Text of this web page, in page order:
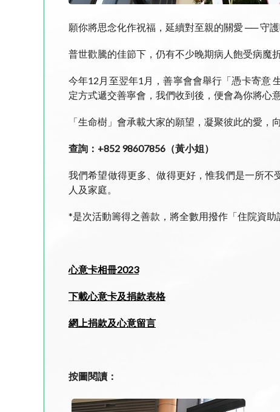
願你將思念化作祝福，延續對至親的關愛 ── 守護
普世歡騰的佳節下，仍有不少晚期病人飽受病魔折
今年12月至翌年1月，善寧會會舉行「憑卡寄意
定方式遞交善寧會，我們收到後，便會為你將心
「生命樹」會承載大家的願望，凝聚彼此的愛，
查詢：+852 98607856（黃小姐）
我們希望做得更多、做得更好，惟我們是一所
人及家庭。
*是次活動籌得之善款，將全數用撥作「住院資助
心意卡相冊2023
下載心意卡及捐款表格
網上捐款及心意留言
按圖閱讀：